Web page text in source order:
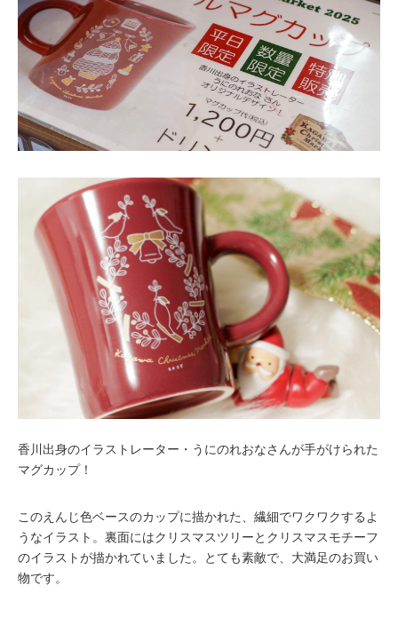
香川出身のイラストレーター・うにのれおなさんが手がけられた
マグカップ！
このえんじ色ベースのカップに描かれた、繊細でワクワクするよ
うなイラスト。裏面にはクリスマスツリーとクリスマスモチーフ
のイラストが描かれていました。とても素敵で、大満足のお買い
物です。